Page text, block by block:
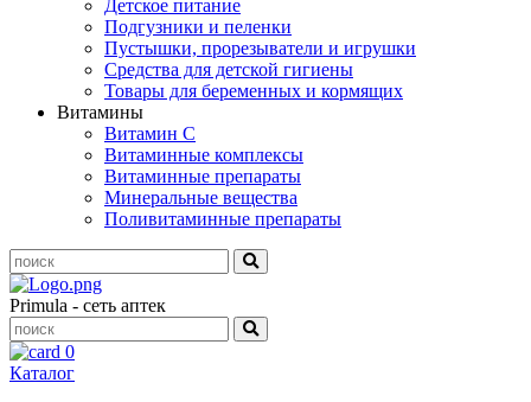
Детское питание
Подгузники и пеленки
Пустышки, прорезыватели и игрушки
Средства для детской гигиены
Товары для беременных и кормящих
Витамины
Витамин С
Витаминные комплексы
Витаминные препараты
Минеральные вещества
Поливитаминные препараты
Primula - сеть аптек
0
Каталог